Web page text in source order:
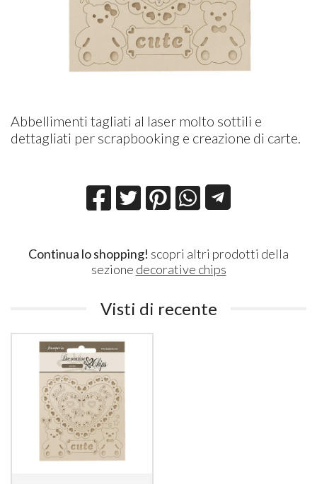
Abbellimenti tagliati al laser molto sottili e
dettagliati per scrapbooking e creazione di carte.
Continua lo shopping! scopri altri prodotti della
sezione decorative chips
Visti di recente